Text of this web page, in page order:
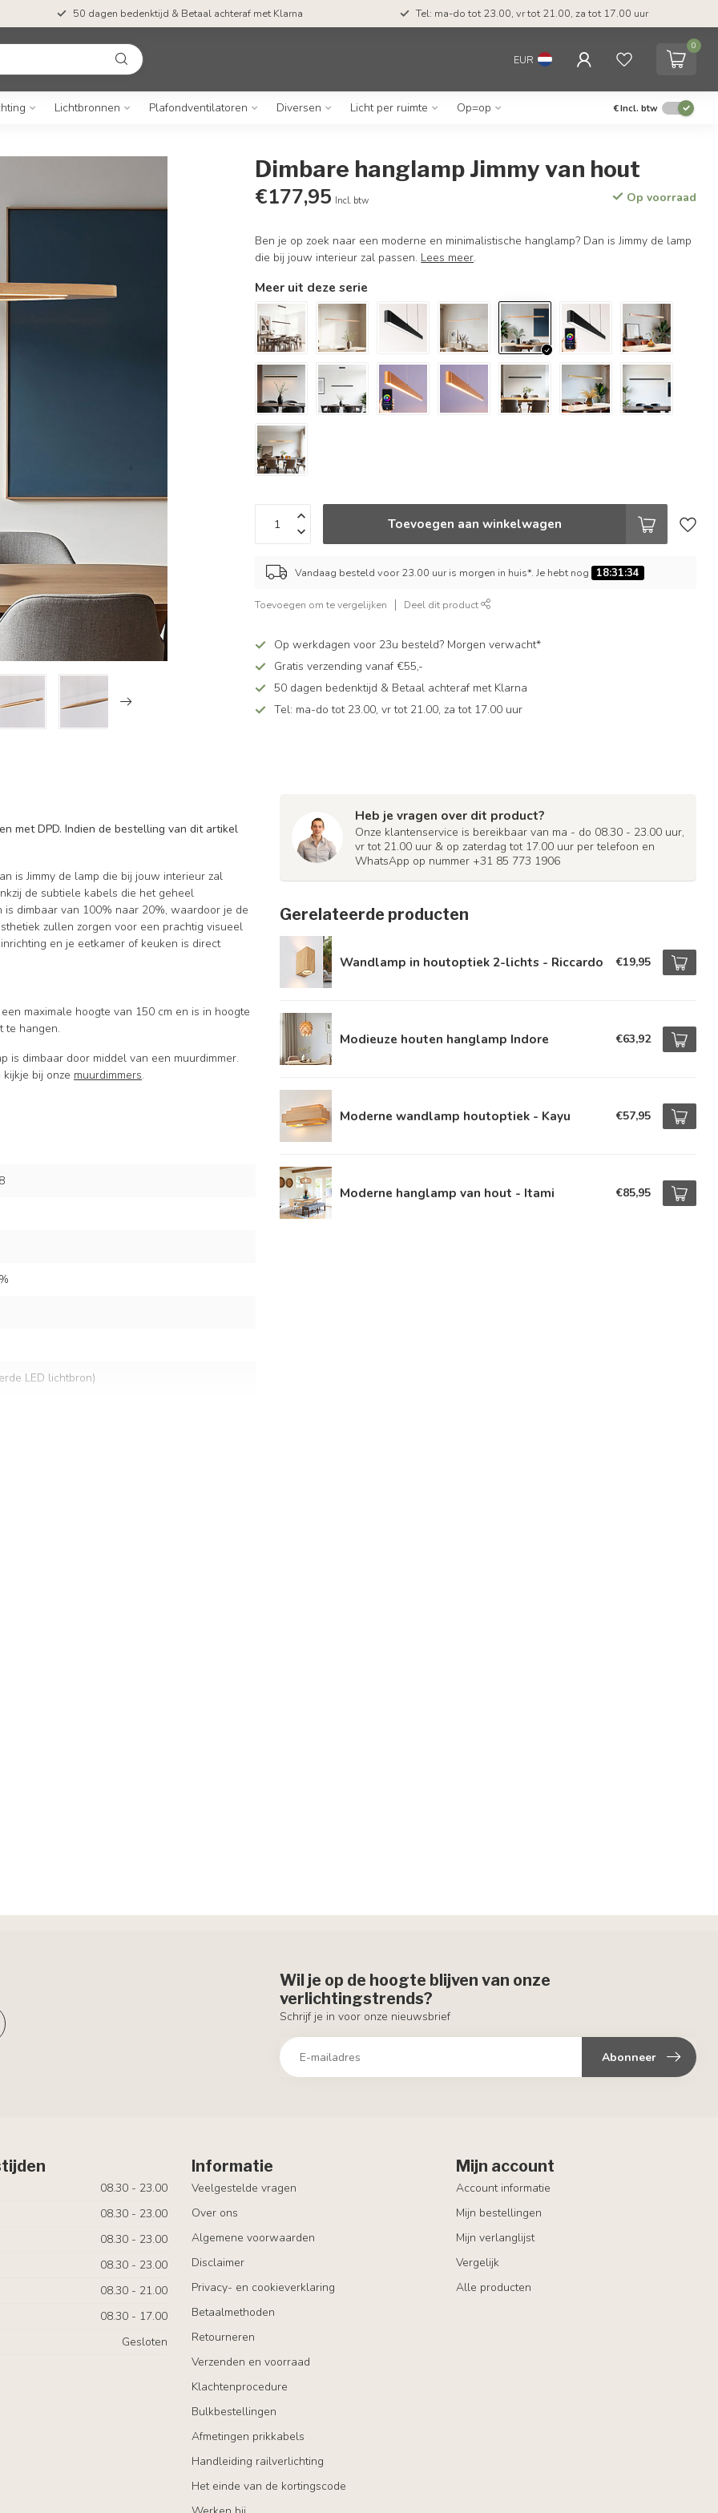
50 dagen bedenktijd & Betaal achteraf met Klarna Tel: ma-do tot 23.00, vr tot 21.00, za tot 17.00 uur
EUR
0
Lichtbronnen Plafondventilatoren Diversen Licht per ruimte Op=op €Incl. btw
Dimbare hanglamp Jimmy van hout
€177,95 Incl. btw Op voorraad
Ben je op zoek naar een moderne en minimalistische hanglamp? Dan is Jimmy de lamp
die bij jouw interieur zal passen. Lees meer.
Meer uit deze serie
Toevoegen aan winkelwagen
Vandaag besteld voor 23.00 uur is morgen in huis*. Je hebt nog 18:31:33
Toevoegen om te vergelijken Deel dit product
Op werkdagen voor 23u besteld? Morgen verwacht*
Gratis verzending vanaf €55,-
50 dagen bedenktijd & Betaal achteraf met Klarna
Tel: ma-do tot 23.00, vr tot 21.00, za tot 17.00 uur
met DPD. Indien de bestelling van dit artikel
is Jimmy de lamp die bij jouw interieur zal
de subtiele kabels die het geheel
dimbaar van 100% naar 20%, waardoor je de
zullen zorgen voor een prachtig visueel
en je eetkamer of keuken is direct
maximale hoogte van 150 cm en is in hoogte
te hangen.
is dimbaar door middel van een muurdimmer.
bij onze muurdimmers.
LED lichtbron)
Heb je vragen over dit product?
Onze klantenservice is bereikbaar van ma - do 08.30 - 23.00 uur,
vr tot 21.00 uur & op zaterdag tot 17.00 uur per telefoon en
WhatsApp op nummer +31 85 773 1906
Gerelateerde producten
Wandlamp in houtoptiek 2-lichts - Riccardo €19,95
Modieuze houten hanglamp Indore €63,92
Moderne wandlamp houtoptiek - Kayu €57,95
Moderne hanglamp van hout - Itami €85,95
Wil je op de hoogte blijven van onze
verlichtingstrends?
Schrijf je in voor onze nieuwsbrief
Abonneer
08.30 - 23.00
08.30 - 23.00
08.30 - 23.00
08.30 - 23.00
08.30 - 21.00
08.30 - 17.00
Gesloten
Informatie
Veelgestelde vragen
Over ons
Algemene voorwaarden
Disclaimer
Privacy- en cookieverklaring
Betaalmethoden
Retourneren
Verzenden en voorraad
Klachtenprocedure
Bulkbestellingen
Afmetingen prikkabels
Handleiding railverlichting
Het einde van de kortingscode
Mijn account
Account informatie
Mijn bestellingen
Mijn verlanglijst
Vergelijk
Alle producten